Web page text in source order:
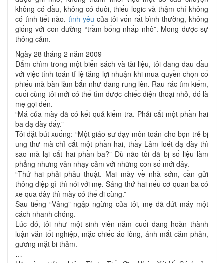
không có đầu, không có đuôi, thiếu logic và thậm chí không
có tình tiết nào. tình yêu của tôi vốn rất bình thường, không
giống với con đường “trầm bổng nhấp nhô”. Mong được sự
thông cảm.
Ngày 28 tháng 2 năm 2009
Đắm chìm trong một biển sách và tài liệu, tôi đang đau đầu
với việc tính toán tỉ lệ tăng lợi nhuận khi mua quyền chọn cổ
phiếu mà bàn làm bắn như đang rung lên. Rau rác tìm kiếm,
cuối cùng tôi mới có thể tìm được chiếc điện thoại nhỏ, đó là
mẹ gọi đến.
“Má của mày đã có kết quả kiểm tra. Phải cắt một phần hai
ba dạ dày đấy.”
Tôi đặt bút xuống: “Một giáo sư dạy môn toán cho bọn trẻ bị
ung thư mà chỉ cắt một phần hai, thầy Lâm loét dạ dày thì
sao mà lại cắt hai phần ba?” Dù não tôi đã bị số liệu làm
phẳng nhưng vẫn nhạy cảm với những con số mới đây.
“Thứ hai phải phẫu thuật. Mai mày về nhà sớm, cần gửi
thông điệp gì thì nói với mẹ. Sáng thứ hai nếu cơ quan ba có
xe qua đây thì mày có thể đi cùng.”
Sau tiếng “Vâng” ngập ngừng của tôi, mẹ đã dứt máy một
cách nhanh chóng.
Lúc đó, tôi như một sinh viên năm cuối đang hoàn thành
luận văn tốt nghiệp, mặc chiếc áo lông, ánh mắt căm phẫn,
gương mặt bi thảm.
…